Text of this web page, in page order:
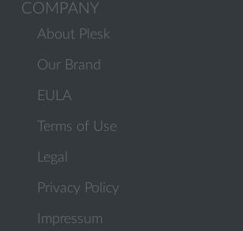
COMPANY
About Plesk
Our Brand
EULA
Terms of Use
Legal
Privacy Policy
Impressum